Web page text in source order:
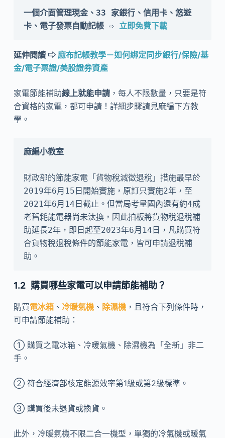
一個介面管理現金、33 家銀行、信用卡、悠遊
卡、電子發票自動記帳 ⇨ 立即免費下載
延伸閱讀 ⇨麻布記帳教學－如何綁定同步銀行/保險/基
金/電子票證/美股證券資產
家電節能補助線上就能申請，每人不限數量，只要是符
合資格的家電，都可申請！詳細步驟請見麻編下方教
學。
麻編小教室
財政部的節能家電「貨物稅減徵退稅」措施最早於
2019年6月15日開始實施，原訂只實施2年，至
2021年6月14日截止。但當局考量國內還有約4成
老舊耗能電器尚未汰換，因此拍板將貨物稅退稅補
助延長2年，即日起至2023年6月14日，凡購買符
合貨物稅退稅條件的節能家電，皆可申請退稅補
助。
購買哪些家電可以申請節能補助？
購買電冰箱、 冷暖氣機、 除濕機，且符合下列條件時，
可申請節能補助：
① 購買之電冰箱、冷暖氣機、除濕機為「全新」非二
手。
② 符合經濟部核定能源效率第1級或第2級標準。
③ 購買後未退貨或換貨。
此外，冷暖氣機不限二合一機型，單獨的冷氣機或暖氣